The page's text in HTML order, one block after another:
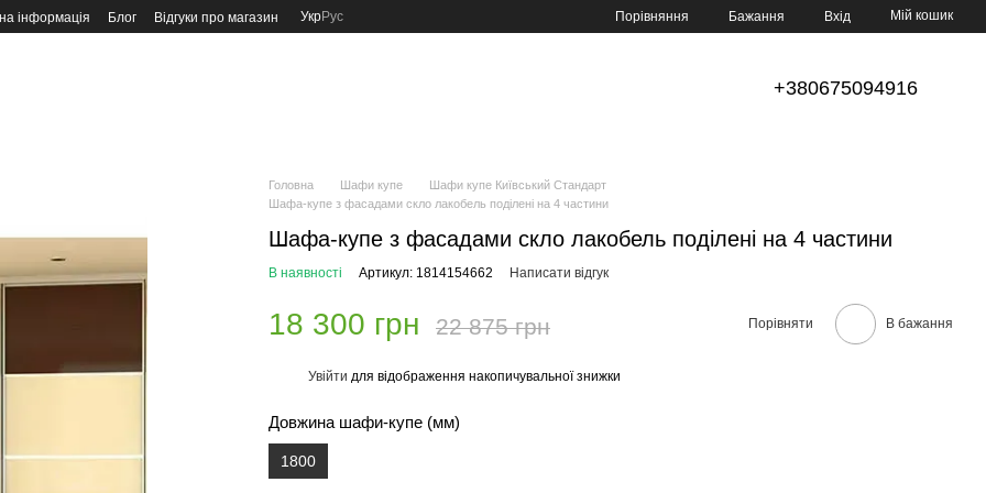
інформація Блог Відгуки про магазин УкрРус Порівняння Бажання Вхід Мій кошик
+380675094916
Головна Шафи купе
Шафи купе Київський Стандарт
Шафа-купе з фасадами скло лакобель поділені на 4 частини
Шафа-купе з фасадами скло лакобель поділені на 4 частини
В наявності Артикул: 1814154662 Написати відгук
18 300 грн 22 875 грн Порівняти В бажання
Увійти для відображення накопичувальної знижки
Довжина шафи-купе (мм)
1800